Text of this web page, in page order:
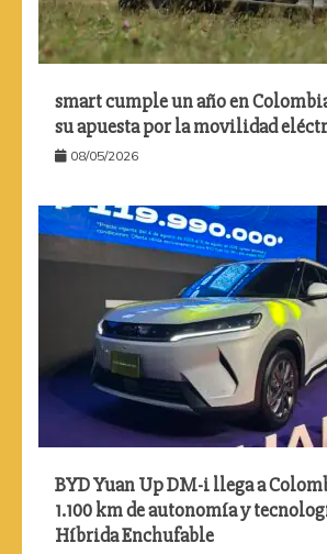
smart cumple un año en
su apuesta por la movilidad
08/05/2026
BYD Yuan Up DM-i llega a
1.100 km de autonomía y
Híbrida Enchufable